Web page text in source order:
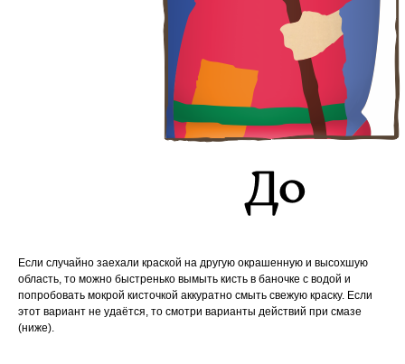
Если случайно заехали краской на другую окрашенную и высохшую
область, то можно быстренько вымыть кисть в баночке с водой и
попробовать мокрой кисточкой аккуратно смыть свежую краску. Если
этот вариант не удаётся, то смотри варианты действий при смазе
(ниже).